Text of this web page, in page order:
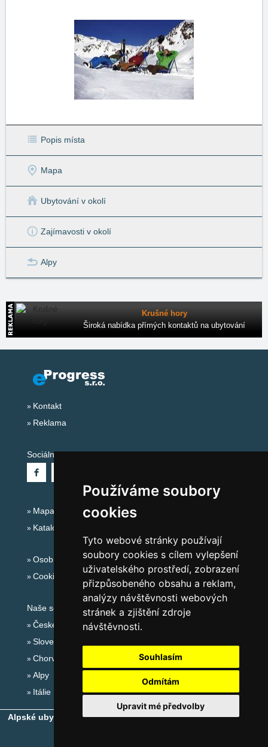
Používáme soubory
cookies
Tyto webové stránky používají
soubory cookies s cílem vylepšení
uživatelského prostředí, zobrazení
přizpůsobeného obsahu a reklam,
analýzy návštěvnosti webových
stránek a zjištění zdroje
návštěvnosti.
Souhlasím
Odmítám
Upravit mé předvolby
Popis místa
Mapa
Ubytování v okolí
Zajímavosti v okolí
Alpy
Krušné hory
Široká nabídka přímých kontaktů na ubytování
Kontakt
Reklama
Sociální sítě:
Mapa serveru Alpy - Rakousko
Katalog ubytování
Osobní údaje
Cookies
Naše servery:
České hory
Slovenské hory
Chorvatsko
Alpy
Itálie
Alpské ubytování, alpské turistické oblasti, alpské ski areály